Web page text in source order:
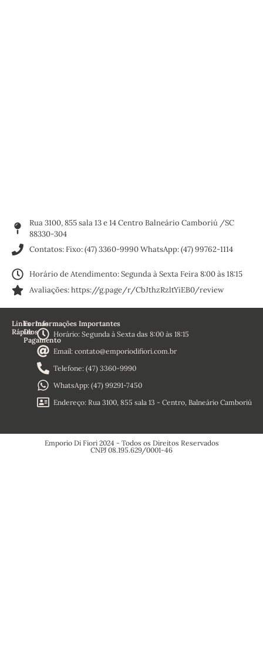
Rua 3100, 855 sala 13 e 14 Centro Balneário Camboriú /SC
88330-304
Contatos: Fixo: (47) 3360-9990 WhatsApp: (47) 99762-1114
Horário de Atendimento: Segunda à Sexta Feira 8:00 às 18:15
Avaliações: https://g.page/r/CbJthzRzltYiEB0/review
Links
Rápidos
Termos e
Condições
Política de
Reembolso
Formas
De
Pagamento
Informações Importantes
Horário: Segunda à Sexta das 8:00 às 18:15
Email: contato@emporiodifiori.com.br
Telefone: (47) 3360-9990
WhatsApp: (47) 99291-7450
Endereço: Rua 3100, 855 sala 13 - Centro, Balneário Camboriú
Emporio Di Fiori 2024 - Todos os Direitos Reservados
CNPJ 08.195.629/0001-46